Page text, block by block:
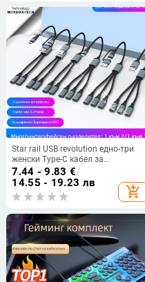
Star rail USB revolution едно-три
женски Type-C кабел за
зареждане, адаптер за
предаване, разделител за пренос
на данни, OTG докинг станция за
компютър
7.44 - 9.83 €/
14.55 - 19.23 лв
add_shopping_cart